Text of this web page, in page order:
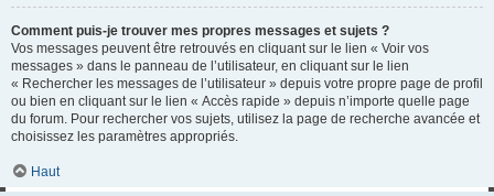
Comment puis-je trouver mes propres messages et sujets ?
Vos messages peuvent être retrouvés en cliquant sur le lien « Voir vos
messages » dans le panneau de l’utilisateur, en cliquant sur le lien
« Rechercher les messages de l’utilisateur » depuis votre propre page de profil
ou bien en cliquant sur le lien « Accès rapide » depuis n’importe quelle page
du forum. Pour rechercher vos sujets, utilisez la page de recherche avancée et
choisissez les paramètres appropriés.
Haut